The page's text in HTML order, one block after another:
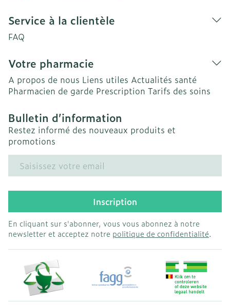
Service à la clientèle
FAQ
Votre pharmacie
A propos de nous Liens utiles Actualités santé
Pharmacien de garde Prescription Tarifs des soins
Bulletin d’information
Restez informé des nouveaux produits et
promotions
Adresse mail
Inscription
En cliquant sur s'abonner, vous vous abonnez à notre
newsletter et acceptez notre politique de confidentialité.